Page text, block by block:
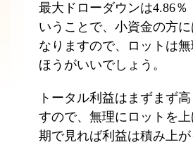
最大ドローダウンは4.86％
いうことで、小資金の方
なりますので、ロットは
ほうがいいでしょう。
トータル利益はまずまず
すので、無理にロットを
期で見れば利益は積み上